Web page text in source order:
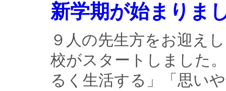
新学期が始まりま
９人の先生方をお迎え
校がスタートしました
るく生活する」「思い